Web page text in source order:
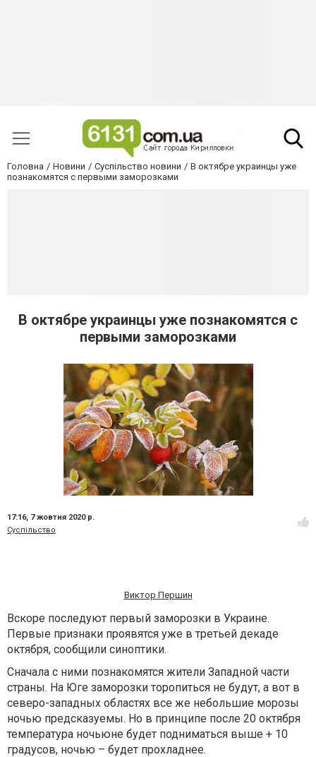
Головна Новини Суспільство новини
В октябре украинцы уже
познакомятся с первыми заморозками
В октябре украинцы уже познакомятся с
первыми заморозками
17:16, 7 жовтня 2020 р.
Суспільство
Виктор Першин
Вскоре последуют первый заморозки в Украине.
Первые признаки проявятся уже в третьей декаде
октября, сообщили синоптики.
Сначала с ними познакомятся жители Западной части
страны. На Юге заморозки торопиться не будут, а вот в
северо-западных областях все же небольшие морозы
ночью предсказуемы. Но в принципе после 20 октября
температура ночьюне будет подниматься выше + 10
градусов, ночью – будет прохладнее.